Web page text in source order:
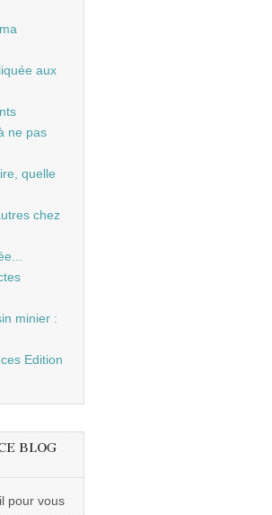
aux
ne pas
quelle
chez
minier :
Edition
BLOG
pour vous